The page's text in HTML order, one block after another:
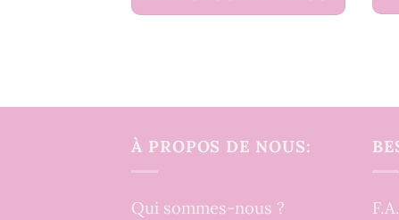
À PROPOS DE NOUS:
Qui sommes-nous ?